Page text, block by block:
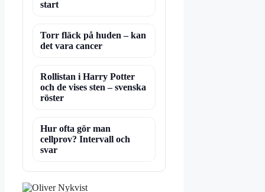
start
Torr fläck på huden – kan
det vara cancer
Rollistan i Harry Potter
och de vises sten – svenska
röster
Hur ofta gör man
cellprov? Intervall och
svar